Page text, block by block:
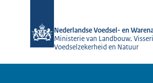
Nederlandse Voedsel- en
Ministerie van Landbouw,
Voedselzekerheid en Natuur